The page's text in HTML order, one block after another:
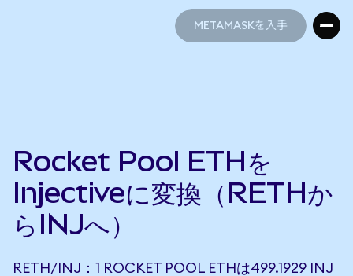
METAMASKを入手
Rocket Pool ETHを
Injectiveに変換（RETHか
らINJへ）
RETH/INJ：1 ROCKET POOL ETHは499.1929 INJ